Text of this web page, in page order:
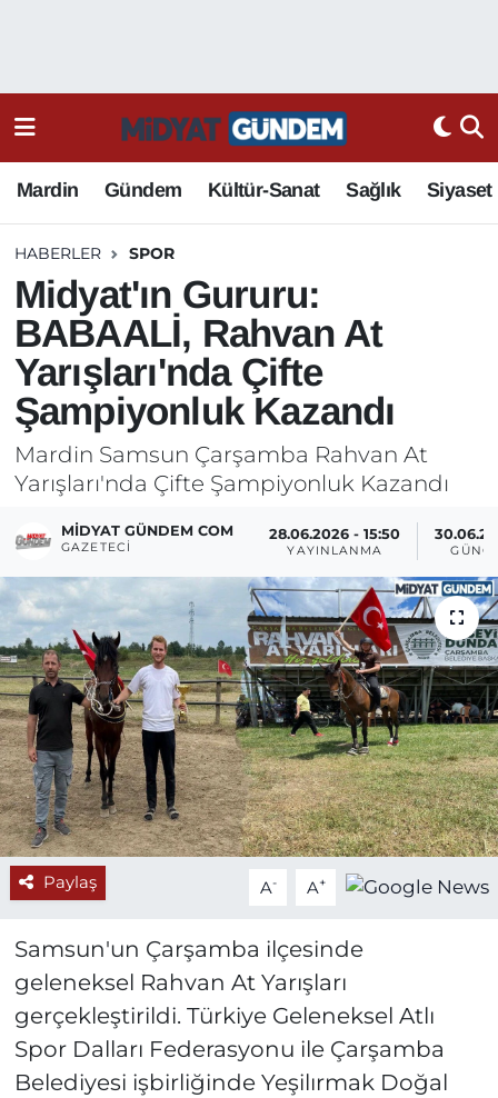
Mardin Gündem Kültür-Sanat Sağlık Siyaset
HABERLER SPOR
Midyat'ın Gururu:
BABAALİ, Rahvan At
Yarışları'nda Çifte
Şampiyonluk Kazandı
Mardin Samsun Çarşamba Rahvan At
Yarışları'nda Çifte Şampiyonluk Kazandı
MIDYAT GÜNDEM COM
GAZETECI
28.06.2026 - 15:50
YAYINLANMA
Paylaş A- A+
Samsun'un Çarşamba ilçesinde
geleneksel Rahvan At Yarışları
gerçekleştirildi. Türkiye Geleneksel Atlı
Spor Dalları Federasyonu ile Çarşamba
Belediyesi işbirliğinde Yeşilırmak Doğal